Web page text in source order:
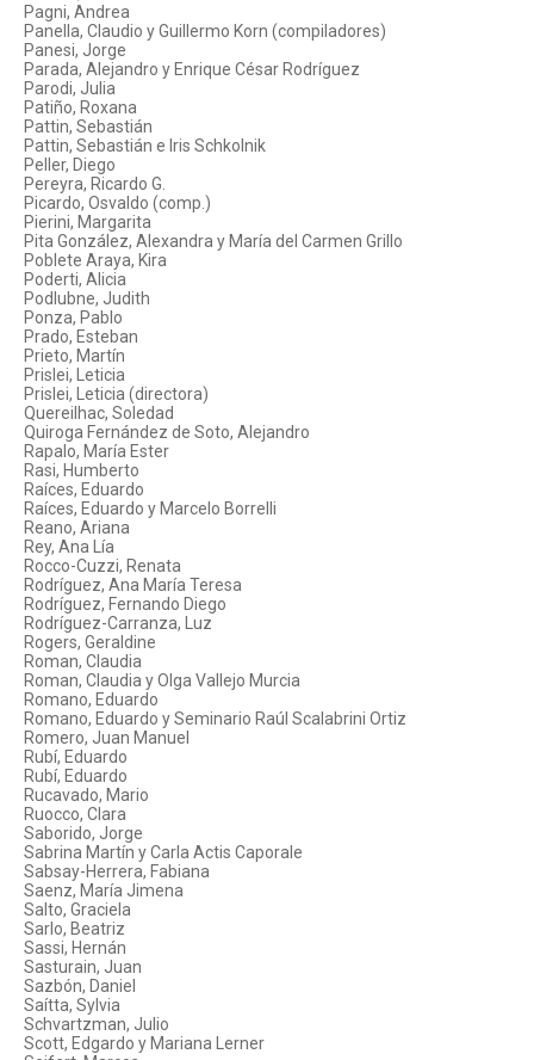
Pagni, Andrea
Panella, Claudio y Guillermo Korn (compiladores)
Panesi, Jorge
Parada, Alejandro y Enrique César Rodríguez
Parodi, Julia
Patiño, Roxana
Pattin, Sebastián
Pattin, Sebastián e Iris Schkolnik
Peller, Diego
Pereyra, Ricardo G.
Picardo, Osvaldo (comp.)
Pierini, Margarita
Pita González, Alexandra y María del Carmen Grillo
Poblete Araya, Kira
Poderti, Alicia
Podlubne, Judith
Ponza, Pablo
Prado, Esteban
Prieto, Martín
Prislei, Leticia
Prislei, Leticia (directora)
Quereilhac, Soledad
Quiroga Fernández de Soto, Alejandro
Rapalo, María Ester
Rasi, Humberto
Raíces, Eduardo
Raíces, Eduardo y Marcelo Borrelli
Reano, Ariana
Rey, Ana Lía
Rocco-Cuzzi, Renata
Rodríguez, Ana María Teresa
Rodríguez, Fernando Diego
Rodríguez-Carranza, Luz
Rogers, Geraldine
Roman, Claudia
Roman, Claudia y Olga Vallejo Murcia
Romano, Eduardo
Romano, Eduardo y Seminario Raúl Scalabrini Ortiz
Romero, Juan Manuel
Rubí, Eduardo
Rubí, Eduardo
Rucavado, Mario
Ruocco, Clara
Saborido, Jorge
Sabrina Martín y Carla Actis Caporale
Sabsay-Herrera, Fabiana
Saenz, María Jimena
Salto, Graciela
Sarlo, Beatriz
Sassi, Hernán
Sasturain, Juan
Sazbón, Daniel
Saítta, Sylvia
Schvartzman, Julio
Scott, Edgardo y Mariana Lerner